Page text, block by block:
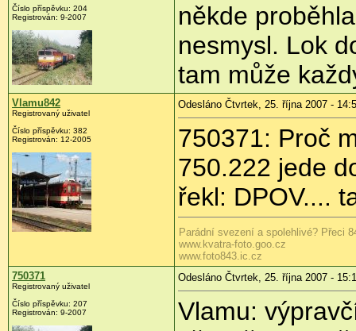
Číslo příspěvku: 204
Registrován: 9-2007
někde
nesmysl. Lok
tam může
Vlamu842
Registrovaný uživatel
Číslo příspěvku: 382
Registrován: 12-2005
Odesláno Čtvrtek, 25. října 2007 -
750371: Proč
750.222 jede
řekl: DPOV....
Parádní svezení a spolehlivé? Přeci
www.kvatra-foto.goo.cz
www.foto843.ic.cz
750371
Registrovaný uživatel
Číslo příspěvku: 207
Registrován: 9-2007
Odesláno Čtvrtek, 25. října 2007 -
Vlamu: